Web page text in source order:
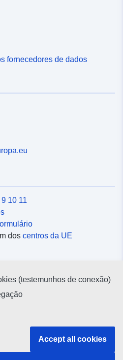
fornecedores de dados
10 11
dos centros da UE
nasredes sociais
da UE
(testemunhos de conexão)
Accept all cookies